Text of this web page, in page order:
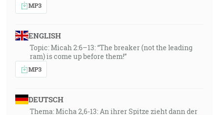
MP3
ENGLISH
Topic: Micah 2:6–13: “The breaker (not the leading
ram) is come up before them!”
MP3
DEUTSCH
Thema: Micha 2,6-13: An ihrer Spitze zieht dann der